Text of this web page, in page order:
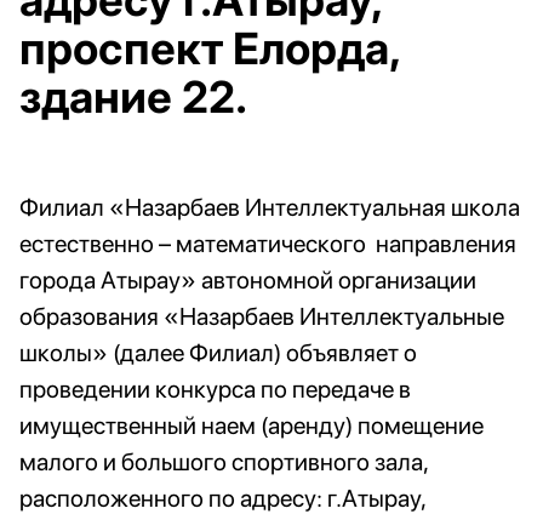
проспект Елорда,
здание 22.
Филиал «Назарбаев Интеллектуальная школа
естественно – математического направления
города Атырау» автономной организации
образования «Назарбаев Интеллектуальные
школы» (далее Филиал) объявляет о
проведении конкурса по передаче в
имущественный наем (аренду) помещение
малого и большого спортивного зала,
расположенного по адресу: г.Атырау,